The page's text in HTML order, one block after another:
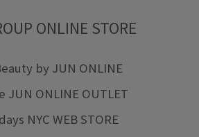
ONLINE STORE
by JUN ONLINE
JUN ONLINE OUTLET
NYC WEB STORE